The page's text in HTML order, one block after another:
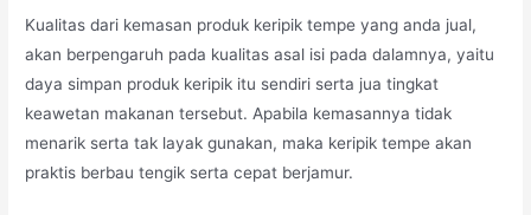
Kualitas dari kemasan produk keripik tempe yang anda jual,
akan berpengaruh pada kualitas asal isi pada dalamnya, yaitu
daya simpan produk keripik itu sendiri serta jua tingkat
keawetan makanan tersebut. Apabila kemasannya tidak
menarik serta tak layak gunakan, maka keripik tempe akan
praktis berbau tengik serta cepat berjamur.